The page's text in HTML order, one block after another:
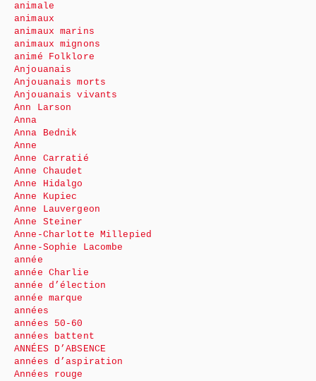
animale
animaux
animaux marins
animaux mignons
animé Folklore
Anjouanais
Anjouanais morts
Anjouanais vivants
Ann Larson
Anna
Anna Bednik
Anne
Anne Carratié
Anne Chaudet
Anne Hidalgo
Anne Kupiec
Anne Lauvergeon
Anne Steiner
Anne-Charlotte Millepied
Anne-Sophie Lacombe
année
année Charlie
année d’élection
année marque
années
années 50-60
années battent
ANNÉES D’ABSENCE
années d’aspiration
Années rouge